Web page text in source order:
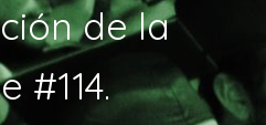
de la
#114.